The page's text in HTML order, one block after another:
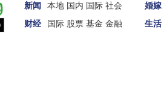
新闻 本地 国内 国际 社会
财经
国际 股票 基金 金融
婚嫁
生活